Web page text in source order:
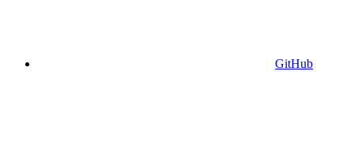
GitHub